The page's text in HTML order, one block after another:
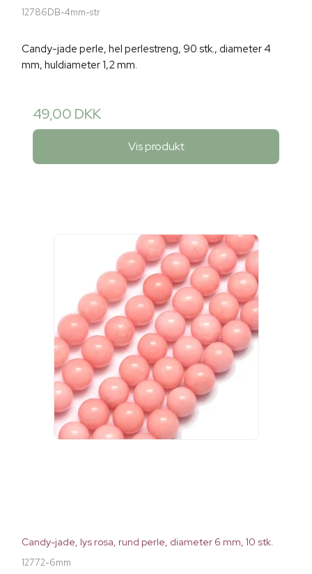
12786DB-4mm-str
Candy-jade perle, hel perlestreng, 90 stk., diameter 4
mm, huldiameter 1,2 mm.
49,00 DKK
Vis produkt
Candy-jade, lys rosa, rund perle, diameter 6 mm, 10 stk.
12772-6mm